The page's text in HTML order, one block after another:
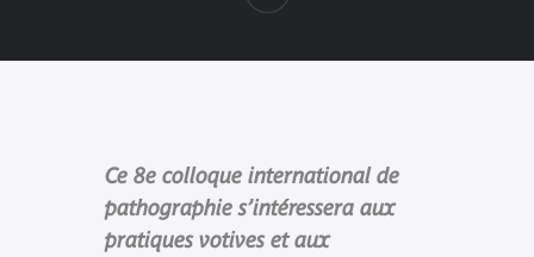
Ce 8e colloque international de
pathographie s’intéressera aux
pratiques votives et aux